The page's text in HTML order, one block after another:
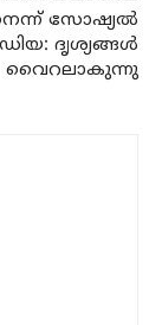
സോഷ്യല്‍
ദൃശ്യങ്ങള്‍
വൈറലാകുന്നു